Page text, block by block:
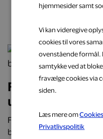
næste
Få cashback på
udgifter hos
Få cashback på
butikker, restauranter og
hjemmesider samt
Vi kan videregive
cookies til vores
ovenstående formål.
samtykke ved at
fravælge cookies via
siden.
Læs mere omCookies
Privatlivspolitik